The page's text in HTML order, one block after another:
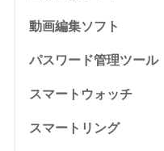
動画編集ソフト
パスワード管理ツール
スマートウォッチ
スマートリング